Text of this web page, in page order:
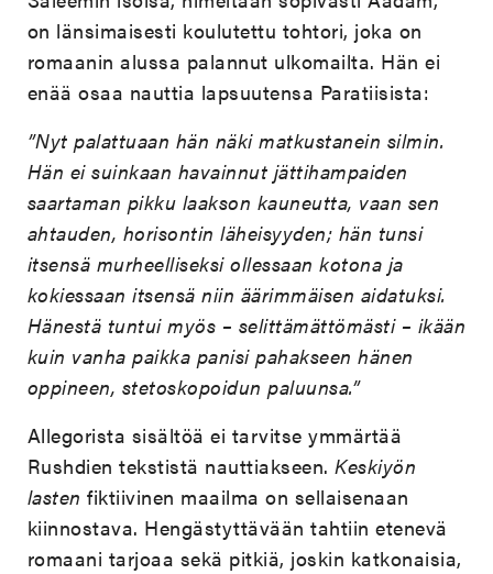
on länsimaisesti koulutettu tohtori, joka on
romaanin alussa palannut ulkomailta. Hän ei
enää osaa nauttia lapsuutensa Paratiisista:
”Nyt palattuaan hän näki matkustanein silmin.
Hän ei suinkaan havainnut jättihampaiden
saartaman pikku laakson kauneutta, vaan sen
ahtauden, horisontin läheisyyden; hän tunsi
itsensä murheelliseksi ollessaan kotona ja
kokiessaan itsensä niin äärimmäisen aidatuksi.
Hänestä tuntui myös – selittämättömästi – ikään
kuin vanha paikka panisi pahakseen hänen
oppineen, stetoskopoidun paluunsa.”
Allegorista sisältöä ei tarvitse ymmärtää
Rushdien tekstistä nauttiakseen.Keskiyön
lasten fiktiivinen maailma on sellaisenaan
kiinnostava. Hengästyttävään tahtiin etenevä
romaani tarjoaa sekä pitkiä, joskin katkonaisia,